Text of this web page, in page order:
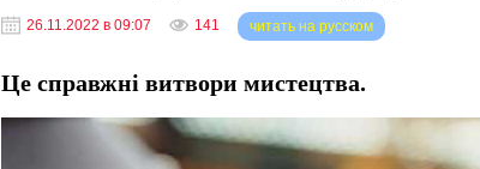
26.11.2022 в 09:07 141 читать на русском
Це справжні витвори мистецтва.